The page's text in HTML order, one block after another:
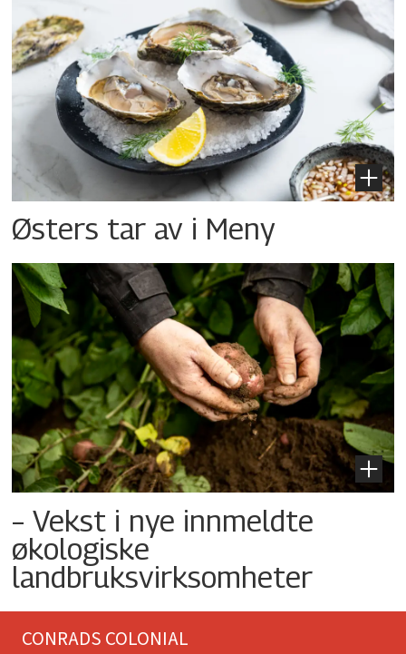
Østers tar av i Meny
– Vekst i nye innmeldte
økologiske
landbruksvirksomheter
CONRADS COLONIAL